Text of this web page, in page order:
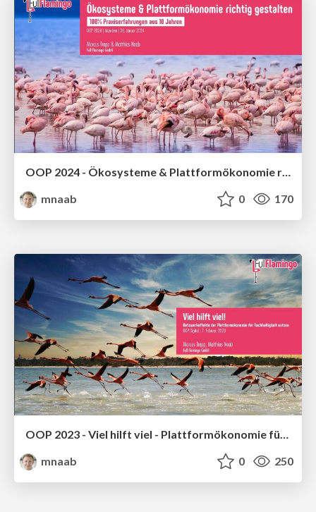
OOP 2024 - Ökosysteme & Plattformökonomie richtig gestalten - 100% Praxiserfahrungen
mnaab
0 170
OOP 2023 - Viel hilft viel - Plattformökonomie für Nachhaltigkeit
mnaab
0 250